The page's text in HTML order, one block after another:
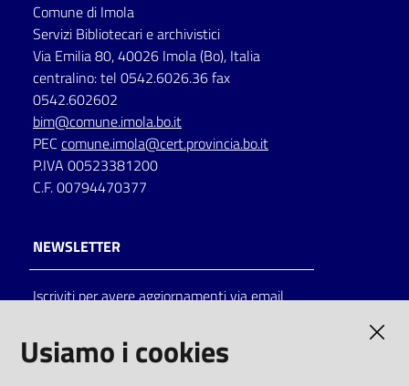
Comune di Imola
Servizi Bibliotecari e archivistici
Via Emilia 80, 40026 Imola (Bo), Italia
centralino: tel 0542.6026.36 fax
0542.602602
bim@comune.imola.bo.it
PEC comune.imola@cert.provincia.bo.it
P.IVA 00523381200
C.F. 00794470377
NEWSLETTER
Iscriviti per avere aggiornamenti via email
Usiamo i cookies